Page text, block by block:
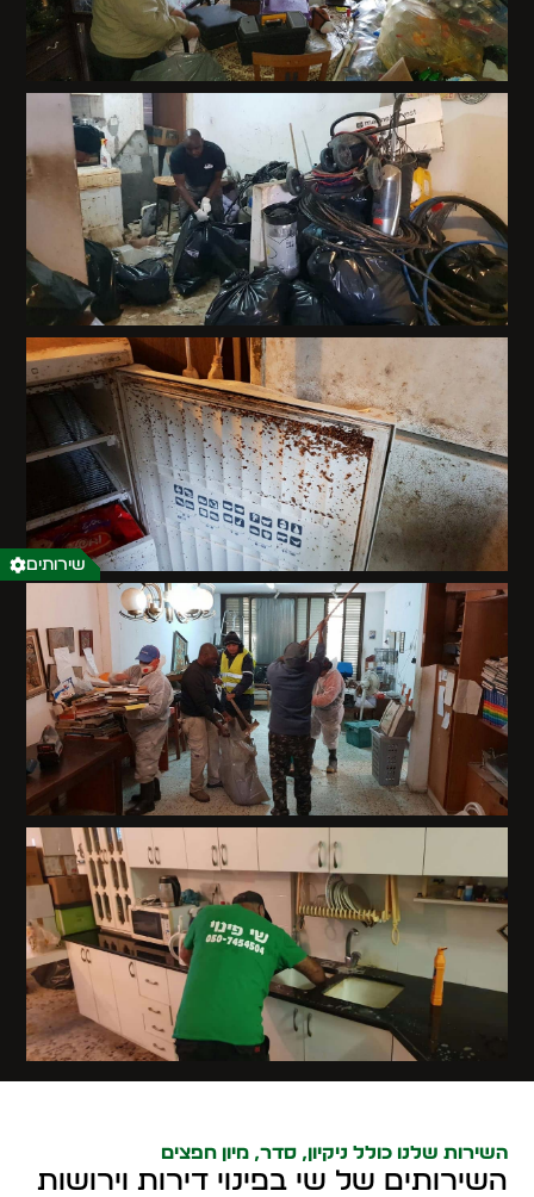
השירות שלנו כולל ניקיון, סדר,מיון חפצים
השירותים של שי בפינוי דירות וירושות
שירותים